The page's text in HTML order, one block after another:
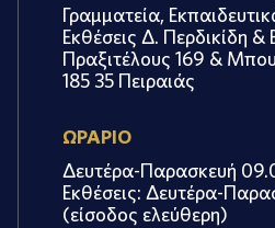
Γραμματεία,
Εκθέσεις Δ. Περδικίδη &
Πραξιτέλους 169 &
185 35 Πειραιάς
ΩΡΑΡΙΟ
Δευτέρα-Παρασκευή
Εκθέσεις: Δευτέρα-
(είσοδος ελεύθερη)